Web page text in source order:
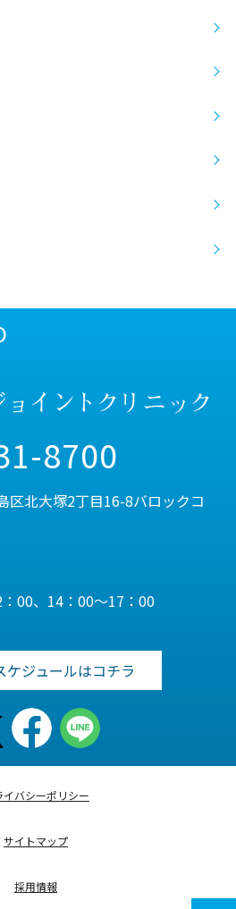
8700
区北大塚2丁目16-8バロックコ
00、14：00～17：00
ケジュールはコチラ
イバシーポリシー
サイトマップ
採用情報